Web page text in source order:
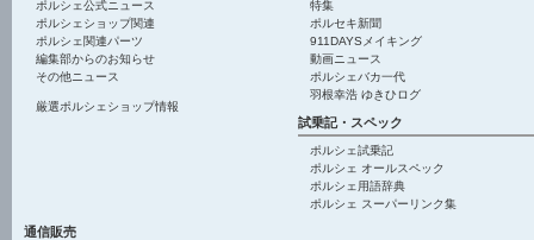
ポルシェ公式ニュース
ポルシェショップ関連
ポルシェ関連パーツ
編集部からのお知らせ
その他ニュース
厳選ポルシェショップ情報
特集
ポルセキ新聞
911DAYSメイキング
動画ニュース
ポルシェバカ一代
羽根幸浩 ゆきひログ
試乗記・スペック
ポルシェ試乗記
ポルシェ オールスペック
ポルシェ用語辞典
ポルシェ スーパーリンク集
通信販売